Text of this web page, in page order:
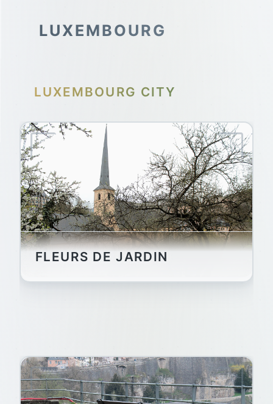
LUXEMBOURG
LUXEMBOURG CITY